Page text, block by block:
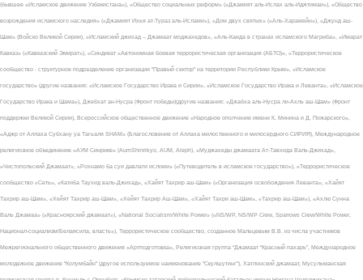
(бывшее «Исламское движение Узбекистана»), «Общество социальных реформ» («Джамият аль-Ислах аль-Иджтимаи»), «Общество
возрождения исламского наследия» («Джамият Ихья ат-Тураз аль-Ислами»), «Дом двух святых» («Аль-Харамейн»), «Джунд аш-
Шам» (Войско Великой Сирии), «Исламский джихад – Джамаат моджахедов», «Аль-Каида в странах исламского Магриба», «Имарат
Кавказ» («Кавказский Эмират»), «Синдикат «Автономная боевая террористическая организация (АБТО)», «Террористическое
сообщество - структурное подразделение организации "Правый сектор" на территории Республики Крым», «Исламское
государство» (другие названия: «Исламское Государство Ирака и Сирии», «Исламское Государство Ирака и Леванта», «Исламское
Государство Ирака и Шама»), Джебхат ан-Нусра (Фронт победы)(другие названия: «Джабха аль-Нусра ли-Ахль аш-Шам» (Фронт
поддержки Великой Сирии), Всероссийское общественное движение «Народное ополчение имени К. Минина и Д. Пожарского»,
«Аджр от Аллаха Субхану уа Тагьаля SHAM» (Благословение от Аллаха милоственного и милосердного СИРИЯ), Международное
религиозное объединение «АУМ Синрике» (AumShinrikyo, AUM, Aleph), «Муджахеды джамаата Ат-Тавхида Валь-Джихад»,
«Чистопольский Джамаат», «Рохнамо ба суи давлати исломи» («Путеводитель в исламское государство»), «Террористическое
сообщество «Сеть», «Катиба Таухид валь-Джихад», «Хайят Тахрир аш-Шам» («Организация освобождения Леванта», «Хайят
Тахрир аш-Шам», «Хейят Тахрир аш-Шам», «Хейят Тахрир Аш-Шам», «Хайят Тахри аш-Шам», «Тахрир аш-Шам»), «Ахлю Сунна
Валь Джамаа» («Красноярский джамаат»), «National Socialism/White Power» («NS/WP, NS/WP Crew, Sparrows Crew/White Power,
Национал-социализм/Белаясила, власть»), Террористическое сообщество, созданное Мальцевым В.В. из числа участников
Межрегионального общественного движения «Артподготовка», Религиозная группа “Джамаат “Красный пахарь”, Международное
молодежное движение "Колумбайн" (другое используемое наименование "Скулшутинг"), Хатлонский джамаат, Мусульманская